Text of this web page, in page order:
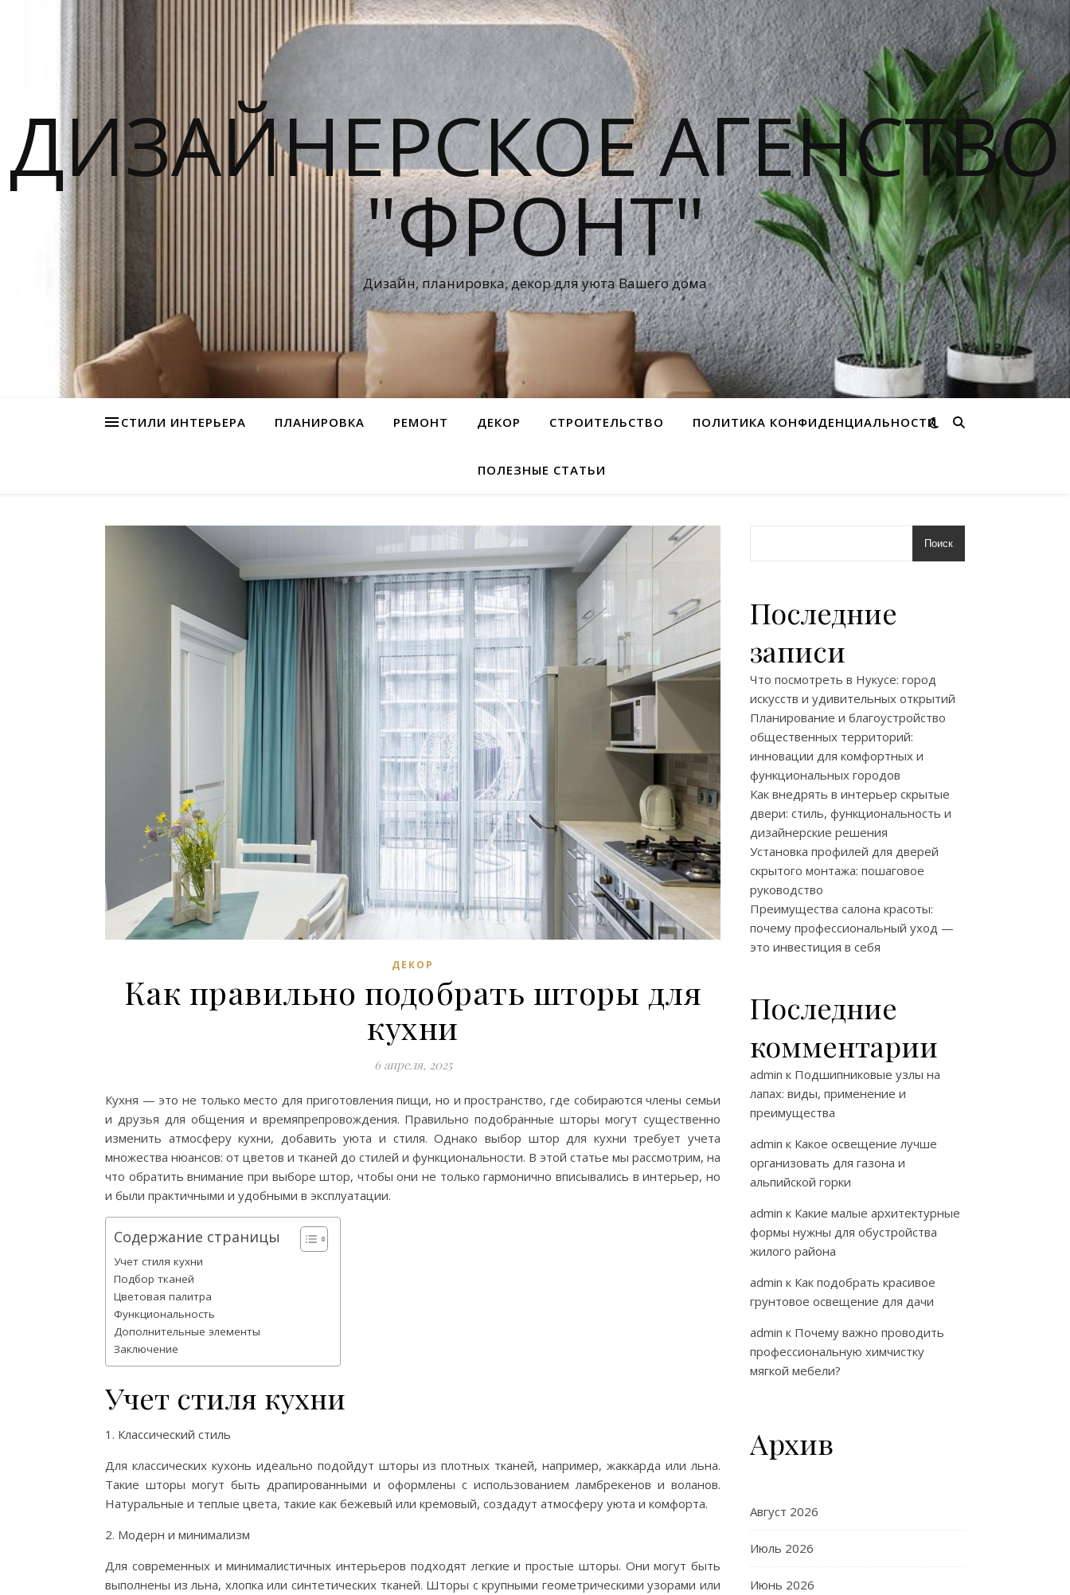
ДИЗАЙНЕРСКОЕ АГЕНСТВО
"ФРОНТ"
Дизайн, планировка, декор для уюта Вашего дома
СТИЛИ ИНТЕРЬЕРА ПЛАНИРОВКА РЕМОНТ ДЕКОР СТРОИТЕЛЬСТВО ПОЛИТИКА КОНФИДЕНЦИАЛЬНОСТИ
ПОЛЕЗНЫЕ СТАТЬИ
ДЕКОР
Как правильно подобрать шторы для
кухни
6 апреля, 2025
Кухня — это не только место для приготовления пищи, но и пространство, где собираются члены семьи
и друзья для общения и времяпрепровождения. Правильно подобранные шторы могут существенно
изменить атмосферу кухни, добавить уюта и стиля. Однако выбор штор для кухни требует учета
множества нюансов: от цветов и тканей до стилей и функциональности. В этой статье мы рассмотрим, на
что обратить внимание при выборе штор, чтобы они не только гармонично вписывались в интерьер, но
и были практичными и удобными в эксплуатации.
Содержание страницы
Учет стиля кухни
Подбор тканей
Цветовая палитра
Функциональность
Дополнительные элементы
Заключение
Учет стиля кухни
1. Классический стиль
Для классических кухонь идеально подойдут шторы из плотных тканей, например, жаккарда или льна.
Такие шторы могут быть драпированными и оформлены с использованием ламбрекенов и воланов.
Натуральные и теплые цвета, такие как бежевый или кремовый, создадут атмосферу уюта и комфорта.
2. Модерн и минимализм
Для современных и минималистичных интерьеров подходят легкие и простые шторы. Они могут быть
выполнены из льна, хлопка или синтетических тканей. Шторы с крупными геометрическими узорами или
Поиск
Последние
записи
Что посмотреть в Нукусе: город
искусств и удивительных открытий
Планирование и благоустройство
общественных территорий:
инновации для комфортных и
функциональных городов
Как внедрять в интерьер скрытые
двери: стиль, функциональность и
дизайнерские решения
Установка профилей для дверей
скрытого монтажа: пошаговое
руководство
Преимущества салона красоты:
почему профессиональный уход —
это инвестиция в себя
Последние
комментарии
admin к Подшипниковые узлы на
лапах: виды, применение и
преимущества
admin к Какое освещение лучше
организовать для газона и
альпийской горки
admin к Какие малые архитектурные
формы нужны для обустройства
жилого района
admin к Как подобрать красивое
грунтовое освещение для дачи
admin к Почему важно проводить
профессиональную химчистку
мягкой мебели?
Архив
Август 2026
Июль 2026
Июнь 2026